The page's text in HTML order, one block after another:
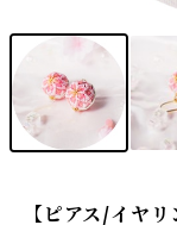
【ピアス/イヤ